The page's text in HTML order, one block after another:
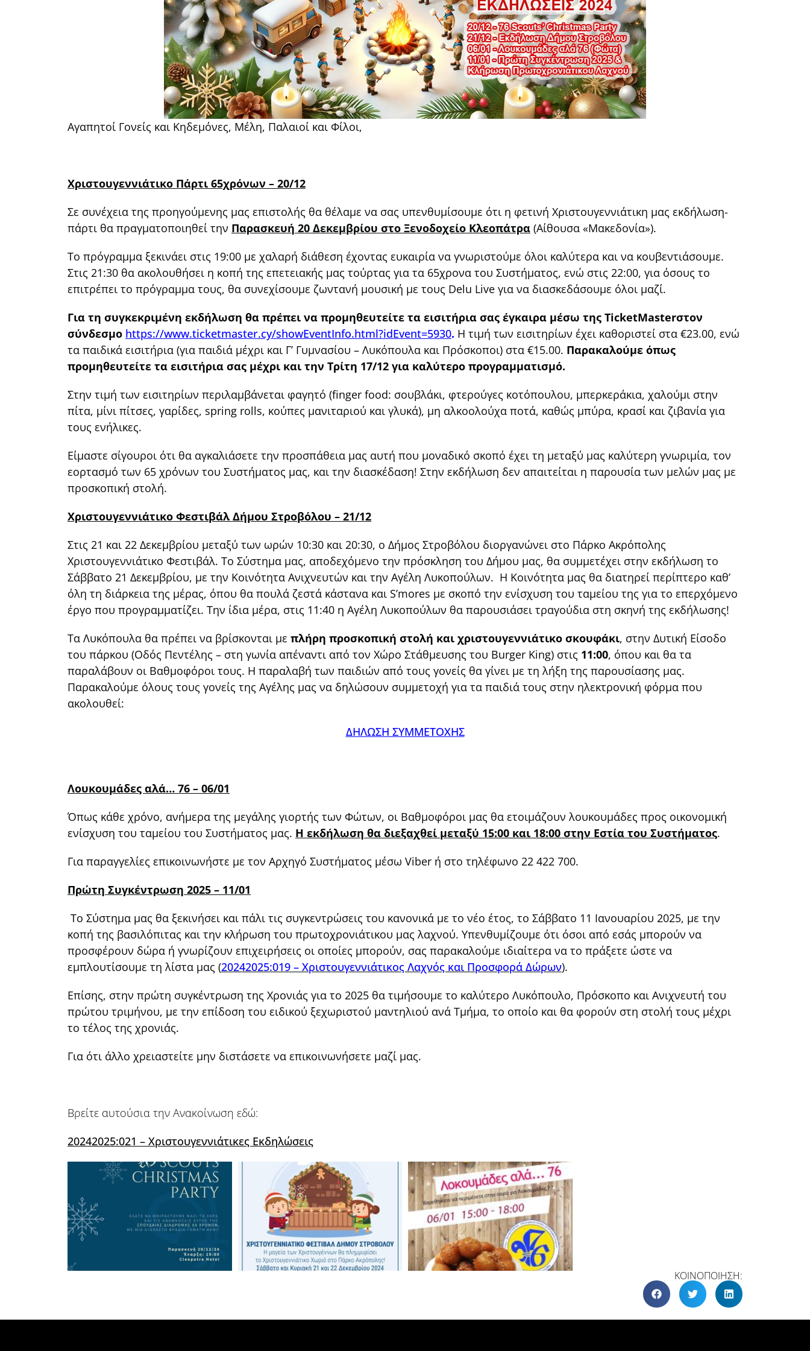
Αγαπητοί Γονείς και Κηδεμόνες, Μέλη, Παλαιοί και Φίλοι,
Χριστουγεννιάτικο Πάρτι 65χρόνων – 20/12
Σε συνέχεια της προηγούμενης μας επιστολής θα θέλαμε να σας υπενθυμίσουμε ότι η φετινή Χριστουγεννιάτικη μας εκδήλωση-
πάρτι θα πραγματοποιηθεί την Παρασκευή 20 Δεκεμβρίου στο Ξενοδοχείο Κλεοπάτρα (Αίθουσα «Μακεδονία»).
Το πρόγραμμα ξεκινάει στις 19:00 με χαλαρή διάθεση έχοντας ευκαιρία να γνωριστούμε όλοι καλύτερα και να κουβεντιάσουμε.
Στις 21:30 θα ακολουθήσει η κοπή της επετειακής μας τούρτας για τα 65χρονα του Συστήματος, ενώ στις 22:00, για όσους το
επιτρέπει το πρόγραμμα τους, θα συνεχίσουμε ζωντανή μουσική με τους Delu Live για να διασκεδάσουμε όλοι μαζί.
Για τη συγκεκριμένη εκδήλωση θα πρέπει να προμηθευτείτε τα εισιτήρια σας έγκαιρα μέσω της TicketMasterστον
σύνδεσμο https://www.ticketmaster.cy/showEventInfo.html?idEvent=5930. Η τιμή των εισιτηρίων έχει καθοριστεί στα €23.00, ενώ
τα παιδικά εισιτήρια (για παιδιά μέχρι και Γ’ Γυμνασίου – Λυκόπουλα και Πρόσκοποι) στα €15.00. Παρακαλούμε όπως
προμηθευτείτε τα εισιτήρια σας μέχρι και την Τρίτη 17/12 για καλύτερο προγραμματισμό.
Στην τιμή των εισιτηρίων περιλαμβάνεται φαγητό (finger food: σουβλάκι, φτερούγες κοτόπουλου, μπερκεράκια, χαλούμι στην
πίτα, μίνι πίτσες, γαρίδες, spring rolls, κούπες μανιταριού και γλυκά), μη αλκοολούχα ποτά, καθώς μπύρα, κρασί και ζιβανία για
τους ενήλικες.
Είμαστε σίγουροι ότι θα αγκαλιάσετε την προσπάθεια μας αυτή που μοναδικό σκοπό έχει τη μεταξύ μας καλύτερη γνωριμία, τον
εορτασμό των 65 χρόνων του Συστήματος μας, και την διασκέδαση! Στην εκδήλωση δεν απαιτείται η παρουσία των μελών μας με
προσκοπική στολή.
Χριστουγεννιάτικο Φεστιβάλ Δήμου Στροβόλου – 21/12
Στις 21 και 22 Δεκεμβρίου μεταξύ των ωρών 10:30 και 20:30, ο Δήμος Στροβόλου διοργανώνει στο Πάρκο Ακρόπολης
Χριστουγεννιάτικο Φεστιβάλ. Το Σύστημα μας, αποδεχόμενο την πρόσκληση του Δήμου μας, θα συμμετέχει στην εκδήλωση το
Σάββατο 21 Δεκεμβρίου, με την Κοινότητα Ανιχνευτών και την Αγέλη Λυκοπούλων. Η Κοινότητα μας θα διατηρεί περίπτερο καθ’
όλη τη διάρκεια της μέρας, όπου θα πουλά ζεστά κάστανα και S’mores με σκοπό την ενίσχυση του ταμείου της για το επερχόμενο
έργο που προγραμματίζει. Την ίδια μέρα, στις 11:40 η Αγέλη Λυκοπούλων θα παρουσιάσει τραγούδια στη σκηνή της εκδήλωσης!
Τα Λυκόπουλα θα πρέπει να βρίσκονται με πλήρη προσκοπική στολή και χριστουγεννιάτικο σκουφάκι, στην Δυτική Είσοδο
του πάρκου (Οδός Πεντέλης – στη γωνία απέναντι από τον Χώρο Στάθμευσης του Burger King) στις 11:00, όπου και θα τα
παραλάβουν οι Βαθμοφόροι τους. Η παραλαβή των παιδιών από τους γονείς θα γίνει με τη λήξη της παρουσίασης μας.
Παρακαλούμε όλους τους γονείς της Αγέλης μας να δηλώσουν συμμετοχή για τα παιδιά τους στην ηλεκτρονική φόρμα που
ακολουθεί:
ΔΗΛΩΣΗ ΣΥΜΜΕΤΟΧΗΣ
Λουκουμάδες αλά… 76 – 06/01
Όπως κάθε χρόνο, ανήμερα της μεγάλης γιορτής των Φώτων, οι Βαθμοφόροι μας θα ετοιμάζουν λουκουμάδες προς οικονομική
ενίσχυση του ταμείου του Συστήματος μας. Η εκδήλωση θα διεξαχθεί μεταξύ 15:00 και 18:00 στην Εστία του Συστήματος.
Για παραγγελίες επικοινωνήστε με τον Αρχηγό Συστήματος μέσω Viber ή στο τηλέφωνο 22 422 700.
Πρώτη Συγκέντρωση 2025 – 11/01
Το Σύστημα μας θα ξεκινήσει και πάλι τις συγκεντρώσεις του κανονικά με το νέο έτος, το Σάββατο 11 Ιανουαρίου 2025, με την
κοπή της βασιλόπιτας και την κλήρωση του πρωτοχρονιάτικου μας λαχνού. Υπενθυμίζουμε ότι όσοι από εσάς μπορούν να
προσφέρουν δώρα ή γνωρίζουν επιχειρήσεις οι οποίες μπορούν, σας παρακαλούμε ιδιαίτερα να το πράξετε ώστε να
εμπλουτίσουμε τη λίστα μας (20242025:019 – Χριστουγεννιάτικος Λαχνός και Προσφορά Δώρων).
Επίσης, στην πρώτη συγκέντρωση της Χρονιάς για το 2025 θα τιμήσουμε το καλύτερο Λυκόπουλο, Πρόσκοπο και Ανιχνευτή του
πρώτου τριμήνου, με την επίδοση του ειδικού ξεχωριστού μαντηλιού ανά Τμήμα, το οποίο και θα φορούν στη στολή τους μέχρι
το τέλος της χρονιάς.
Για ότι άλλο χρειαστείτε μην διστάσετε να επικοινωνήσετε μαζί μας.
Βρείτε αυτούσια την Ανακοίνωση εδώ:
20242025:021 – Χριστουγεννιάτικες Εκδηλώσεις
ΚΟΙΝΟΠΟΙΗΣΗ: